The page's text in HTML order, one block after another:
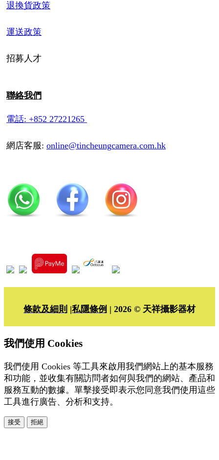
退換貨政策
運送政策
招募人才
聯絡我們
電話: +852 27221265
網店客服: online@tincheungcamera.com.hk
條款及細則 |私隱條例 | 2026 © 天祥攝影器材
我們使用 Cookies
我們使用 Cookies 等工具來啟用我們網站上的基本服務
和功能，並收集有關訪問者如何與我們的網站、產品和
服務互動的數據。單擊接受即表示您同意我們使用這些
工具進行廣告、分析和支持。
接受 拒絕